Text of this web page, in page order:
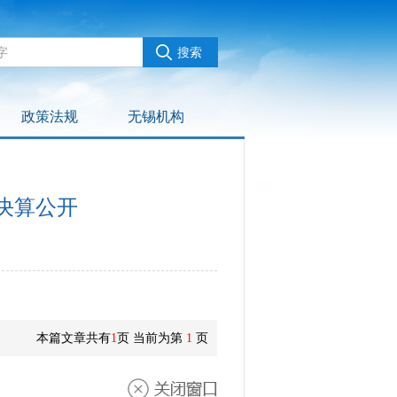
政策法规 无锡机构
算公开
本篇文章共有1页 当前为第 1 页